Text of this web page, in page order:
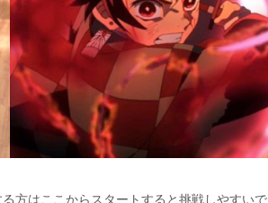
方はここからスタートすると挑戦しやすいで